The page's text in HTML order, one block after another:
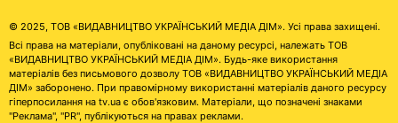
© 2025, ТОВ «ВИДАВНИЦТВО УКРАЇНСЬКИЙ МЕДІА ДІМ». Усі права захищені.
Всі права на матеріали, опубліковані на даному ресурсі, належать ТОВ
«ВИДАВНИЦТВО УКРАЇНСЬКИЙ МЕДІА ДІМ». Будь-яке використання
матеріалів без письмового дозволу ТОВ «ВИДАВНИЦТВО УКРАЇНСЬКИЙ МЕДІА
ДІМ» заборонено. При правомірному використанні матеріалів даного ресурсу
гіперпосилання на tv.ua є обов'язковим. Матеріали, що позначені знаками
"Реклама", "PR", публікуються на правах реклами.